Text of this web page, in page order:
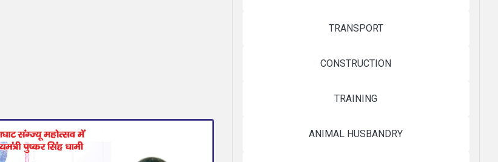
TRANSPORT
CONSTRUCTION
TRAINING
ANIMAL HUSBANDRY